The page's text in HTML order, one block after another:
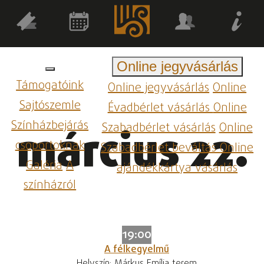
Támogatóink
Sajtószemle
Színházbejárás
csoportoknak
GalériaA
színházról
Online jegyvásárlás
Online jegyvásárlásOnline
Évadbérlet vásárlásOnline
Szabadbérlet vásárlásOnline
Szabadbérlet beváltásOnline
ajándékkártya vásárlás
március 22.
19:00
A félkegyelmű